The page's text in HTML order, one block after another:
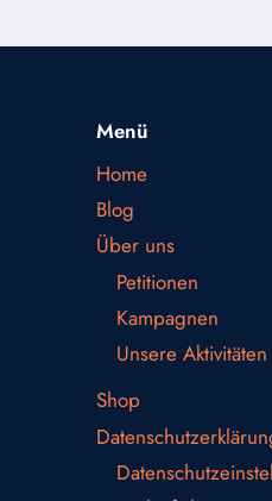
Menü
Home
Blog
Über uns
Petitionen
Kampagnen
Unsere Aktivitäten
Shop